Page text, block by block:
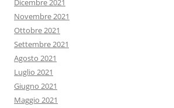
Dicembre 2021
Novembre 2021
Ottobre 2021
Settembre 2021
Agosto 2021
Luglio 2021
Giugno 2021
Maggio 2021